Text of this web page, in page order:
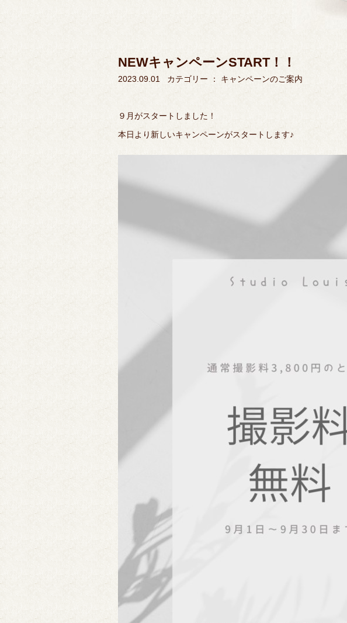
NEWキャンペーンSTART！！
2023.09.01 カテゴリー ： キャンペーンのご案内
９月がスタートしました！
本日より新しいキャンペーンがスタートします♪